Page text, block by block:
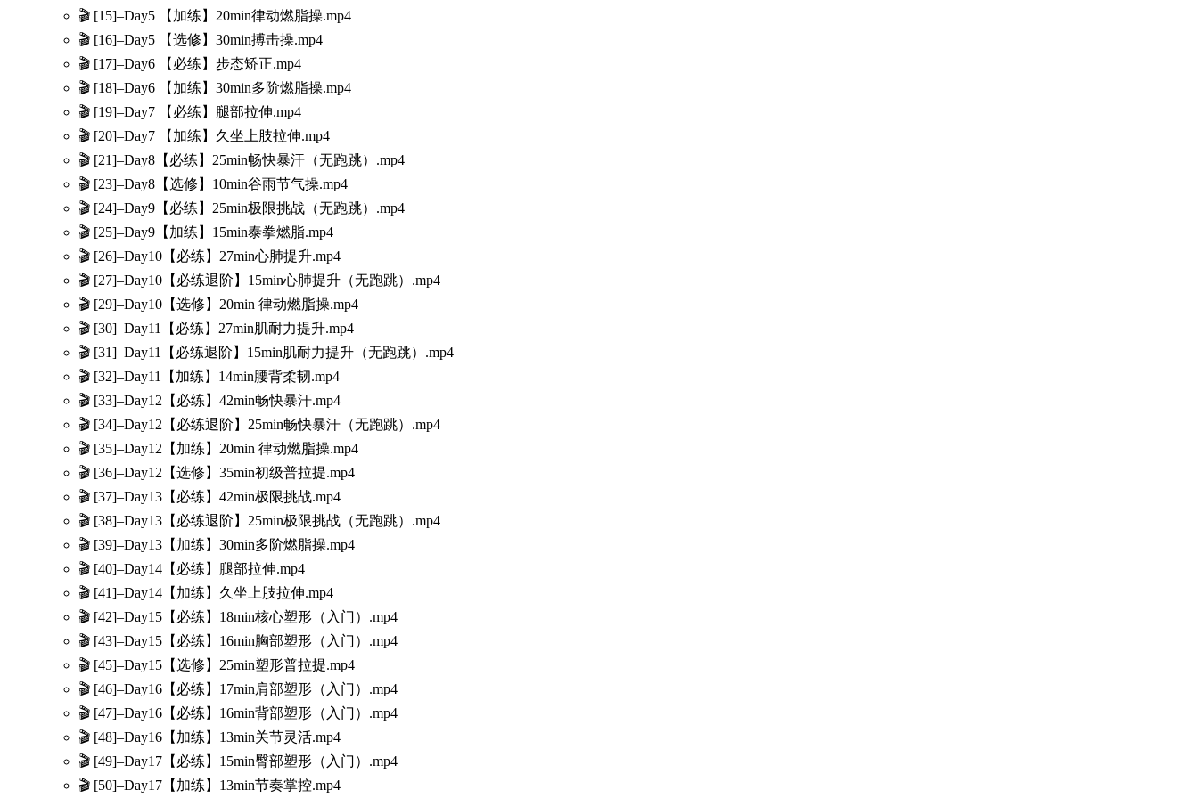
🎬 [15]–Day5 【加练】20min律动燃脂操.mp4
🎬 [16]–Day5 【选修】30min搏击操.mp4
🎬 [17]–Day6 【必练】步态矫正.mp4
🎬 [18]–Day6 【加练】30min多阶燃脂操.mp4
🎬 [19]–Day7 【必练】腿部拉伸.mp4
🎬 [20]–Day7 【加练】久坐上肢拉伸.mp4
🎬 [21]–Day8【必练】25min畅快暴汗（无跑跳）.mp4
🎬 [23]–Day8【选修】10min谷雨节气操.mp4
🎬 [24]–Day9【必练】25min极限挑战（无跑跳）.mp4
🎬 [25]–Day9【加练】15min泰拳燃脂.mp4
🎬 [26]–Day10【必练】27min心肺提升.mp4
🎬 [27]–Day10【必练退阶】15min心肺提升（无跑跳）.mp4
🎬 [29]–Day10【选修】20min 律动燃脂操.mp4
🎬 [30]–Day11【必练】27min肌耐力提升.mp4
🎬 [31]–Day11【必练退阶】15min肌耐力提升（无跑跳）.mp4
🎬 [32]–Day11【加练】14min腰背柔韧.mp4
🎬 [33]–Day12【必练】42min畅快暴汗.mp4
🎬 [34]–Day12【必练退阶】25min畅快暴汗（无跑跳）.mp4
🎬 [35]–Day12【加练】20min 律动燃脂操.mp4
🎬 [36]–Day12【选修】35min初级普拉提.mp4
🎬 [37]–Day13【必练】42min极限挑战.mp4
🎬 [38]–Day13【必练退阶】25min极限挑战（无跑跳）.mp4
🎬 [39]–Day13【加练】30min多阶燃脂操.mp4
🎬 [40]–Day14【必练】腿部拉伸.mp4
🎬 [41]–Day14【加练】久坐上肢拉伸.mp4
🎬 [42]–Day15【必练】18min核心塑形（入门）.mp4
🎬 [43]–Day15【必练】16min胸部塑形（入门）.mp4
🎬 [45]–Day15【选修】25min塑形普拉提.mp4
🎬 [46]–Day16【必练】17min肩部塑形（入门）.mp4
🎬 [47]–Day16【必练】16min背部塑形（入门）.mp4
🎬 [48]–Day16【加练】13min关节灵活.mp4
🎬 [49]–Day17【必练】15min臀部塑形（入门）.mp4
🎬 [50]–Day17【加练】13min节奏掌控.mp4